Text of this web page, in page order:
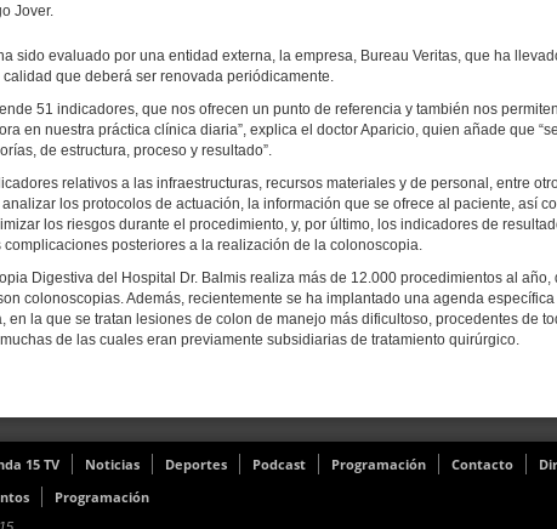
Jover.
sido evaluado por una entidad externa, la empresa, Bureau Veritas, que ha
que deberá ser renovada periódicamente.
51 indicadores, que nos ofrecen un punto de referencia y también nos permiten
en nuestra práctica clínica diaria”, explica el doctor Aparicio, quien añade que “se
de estructura, proceso y resultado”.
relativos a las infraestructuras, recursos materiales y de personal, entre
los protocolos de actuación, la información que se ofrece al paciente, así
los riesgos durante el procedimiento, y, por último, los indicadores de
posteriores a la realización de la colonoscopia.
Digestiva del Hospital Dr. Balmis realiza más de 12.000 procedimientos al año,
colonoscopias. Además, recientemente se ha implantado una agenda específica
en la que se tratan lesiones de colon de manejo más dificultoso, procedentes de
de las cuales eran previamente subsidiarias de tratamiento quirúrgico.
15 TV Noticias Deportes Podcast Programación Contacto
Programación